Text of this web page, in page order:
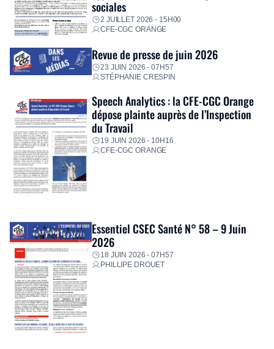
sociales
2 JUILLET 2026 - 15H00
CFE-CGC ORANGE
Revue de presse de juin 2026
23 JUIN 2026 - 07H57
STÉPHANIE CRESPIN
Speech Analytics : la CFE-CGC Orange
dépose plainte auprès de l’Inspection
du Travail
19 JUIN 2026 - 10H16
CFE-CGC ORANGE
Essentiel CSEC Santé N° 58 – 9 Juin
2026
18 JUIN 2026 - 07H57
PHILLIPE DROUET